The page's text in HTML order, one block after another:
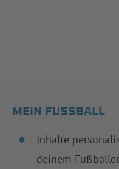
MEIN FUSSBALL
Inhalte
deinem